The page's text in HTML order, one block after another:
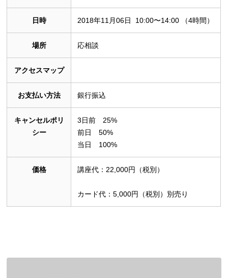
日時 2018年11月06日 10:00〜14:00 （4時間）
場所 応相談
アクセスマップ
お支払い方法 銀行振込
キャンセルポリ
シー
3日前 25%
前日 50%
当日 100%
価格 講座代：22,000円（税別）
カード代：5,000円（税別）別売り